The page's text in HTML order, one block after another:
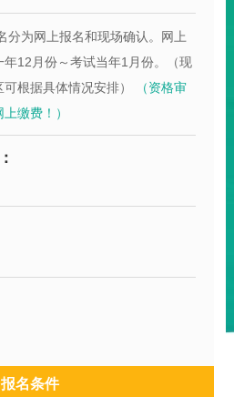
分为网上报名和现场确认。网上
年12月份～考试当年1月份。（现
根据具体情况安排）
（资格审
缴费！）
报名条件